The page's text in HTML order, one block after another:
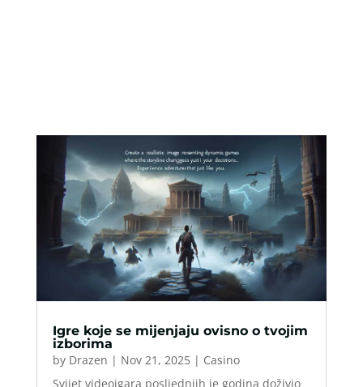
Igre koje se mijenjaju ovisno o tvojim
izborima
by Drazen | Nov 21, 2025| Casino
Svijet videoigara posljednjih je godina doživio